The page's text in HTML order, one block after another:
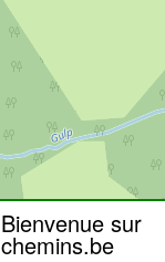
Bienvenue sur
chemins.be